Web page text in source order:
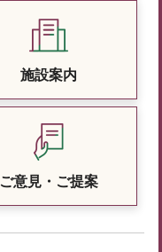
施設案内
ご意見・ご提案